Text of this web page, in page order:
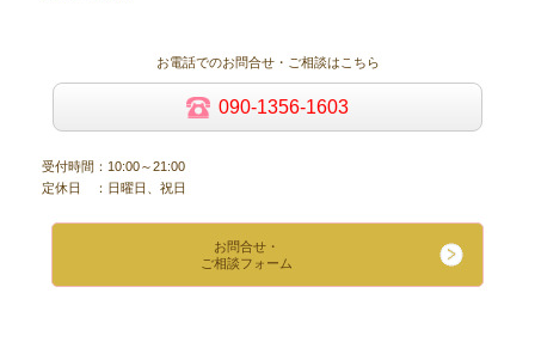
お電話でのお問合せ・ご相談はこちら
090-1356-1603
受付時間：10:00～21:00
定休日 ：日曜日、祝日
お問合せ・
ご相談フォーム